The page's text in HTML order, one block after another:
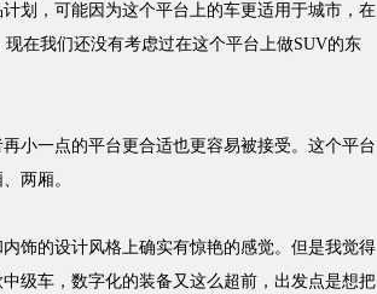
划，可能因为这个平台上的车更适用于城市，在
在我们还没有考虑过在这个平台上做SUV的东
一点的平台更合适也更容易被接受。这个平台
两厢。
的设计风格上确实有惊艳的感觉。但是我觉得
级车，数字化的装备又这么超前，出发点是想把